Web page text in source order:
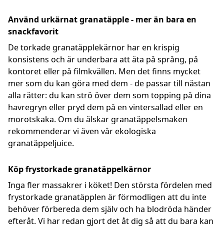
Använd urkärnat granatäpple - mer än bara en
snackfavorit
De torkade granatäpplekärnor har en krispig
konsistens och är underbara att äta på språng, på
kontoret eller på filmkvällen. Men det finns mycket
mer som du kan göra med dem - de passar till nästan
alla rätter: du kan strö över dem som topping på dina
havregryn eller pryd dem på en vintersallad eller en
morotskaka. Om du älskar granatäppelsmaken
rekommenderar vi även vår ekologiska
granatäppeljuice.
Köp frystorkade granatäppelkärnor
Inga fler massakrer i köket! Den största fördelen med
frystorkade granatäpplen är förmodligen att du inte
behöver förbereda dem själv och ha blodröda händer
efteråt. Vi har redan gjort det åt dig så att du bara kan